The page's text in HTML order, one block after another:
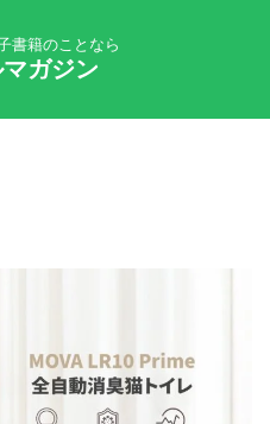
書籍のことなら
ガジン